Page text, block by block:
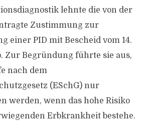
lehnte die von der
Zustimmung zur
einer PID mit Bescheid vom 14.
Zur Begründung führte sie aus,
nach dem
(ESchG) nur
werden, wenn das hohe Risiko
Erbkrankheit bestehe.